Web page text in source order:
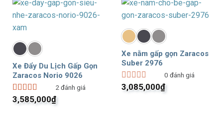
Xe Đẩy Du Lịch Gấp Gọn
Zaracos Norio 9026
Được xếp
2 đánh giá
3,585,000₫
Xe nằm gấp gọn Zaracos
Suber 2976
Được
0 đánh giá
3,085,000₫